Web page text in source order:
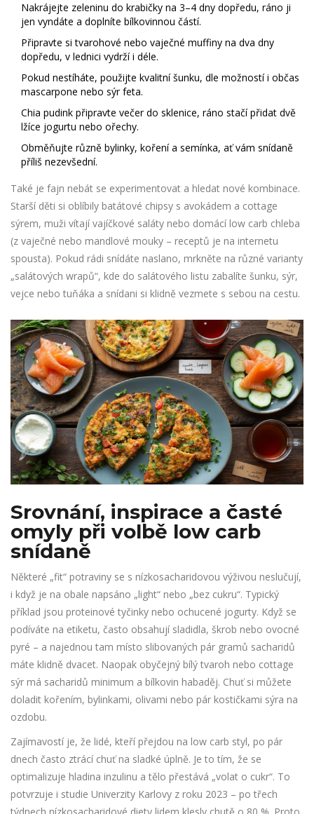
Nakrájejte zeleninu do krabičky na 3–4 dny dopředu, ráno ji
jen vyndáte a doplníte bílkovinnou částí.
Připravte si tvarohové nebo vaječné muffiny na dva dny
dopředu, v lednici vydrží i déle.
Pokud nestíháte, použijte kvalitní šunku, dle možností i občas
mascarpone nebo sýr feta.
Chia pudink připravte večer do sklenice, ráno stačí přidat dvě
lžíce jogurtu nebo ořechy.
Obměňujte různě bylinky, koření a semínka, ať vám snídaně
příliš nezevšední.
Také je fajn nebát se experimentovat a hledat nové kombinace.
Starší děti si oblíbily batátové chipsy s avokádem a cottage
sýrem, muži vítají vajíčkové saláty nebo domácí low carb chleba
(z vaječné nebo mandlové mouky – receptů je na internetu
spousta). Pokud rádi snídáte naslano, mrkněte na různé varianty
„salátových wrapů“, kde do salátového listu zabalíte šunku, sýr,
vejce nebo tuňáka a snídani si klidně vezmete s sebou na cestu.
Srovnání, inspirace a časté
omyly při volbě low carb
snídaně
Některé „fit“ potraviny se s nízkosacharidovou výživou neslučují,
i když je na obale napsáno „light“ nebo „bez cukru“. Typický
příklad jsou proteinové tyčinky nebo ochucené jogurty. Když se
podíváte na etiketu, často obsahují sladidla, škrob nebo ovocné
pyré – a najednou tam místo slibovaných pár gramů sacharidů
máte klidně dvacet. Naopak obyčejný bílý tvaroh nebo cottage
sýr má sacharidů minimum a bílkovin habaděj. Chuť si můžete
doladit kořením, bylinkami, olivami nebo pár kostičkami sýra na
ozdobu.
Zajímavostí je, že lidé, kteří přejdou na low carb styl, po pár
dnech často ztrácí chuť na sladké úplně. Je to tím, že se
optimalizuje hladina inzulinu a tělo přestává „volat o cukr“. To
potvrzuje i studie Univerzity Karlovy z roku 2023 – po třech